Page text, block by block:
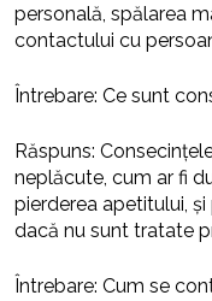
personală, spălarea
contactului cu
Întrebare: Ce sunt
Răspuns:
neplăcute, cum ar fi
pierderea apetitului,
dacă nu sunt tratate
Întrebare: Cum se